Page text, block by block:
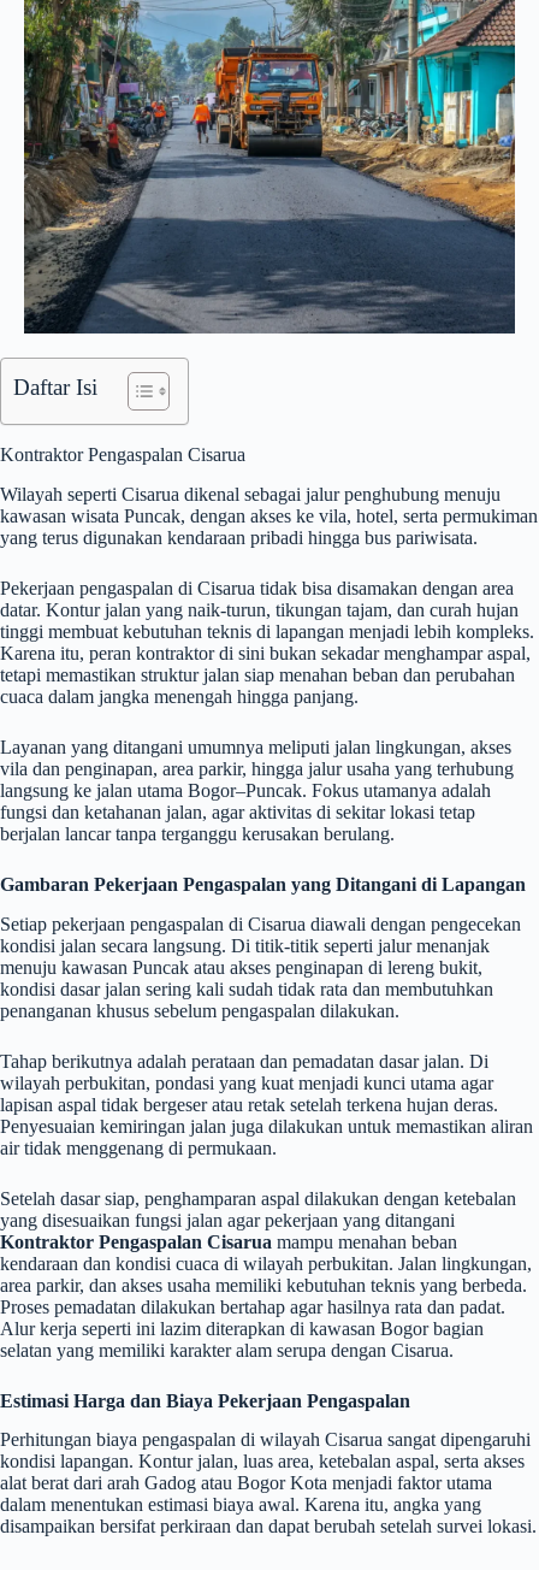
Daftar Isi
Kontraktor Pengaspalan Cisarua
Wilayah seperti Cisarua dikenal sebagai jalur penghubung menuju
kawasan wisata Puncak, dengan akses ke vila, hotel, serta permukiman
yang terus digunakan kendaraan pribadi hingga bus pariwisata.
Pekerjaan pengaspalan di Cisarua tidak bisa disamakan dengan area
datar. Kontur jalan yang naik-turun, tikungan tajam, dan curah hujan
tinggi membuat kebutuhan teknis di lapangan menjadi lebih kompleks.
Karena itu, peran kontraktor di sini bukan sekadar menghampar aspal,
tetapi memastikan struktur jalan siap menahan beban dan perubahan
cuaca dalam jangka menengah hingga panjang.
Layanan yang ditangani umumnya meliputi jalan lingkungan, akses
vila dan penginapan, area parkir, hingga jalur usaha yang terhubung
langsung ke jalan utama Bogor–Puncak. Fokus utamanya adalah
fungsi dan ketahanan jalan, agar aktivitas di sekitar lokasi tetap
berjalan lancar tanpa terganggu kerusakan berulang.
Gambaran Pekerjaan Pengaspalan yang Ditangani di Lapangan
Setiap pekerjaan pengaspalan di Cisarua diawali dengan pengecekan
kondisi jalan secara langsung. Di titik-titik seperti jalur menanjak
menuju kawasan Puncak atau akses penginapan di lereng bukit,
kondisi dasar jalan sering kali sudah tidak rata dan membutuhkan
penanganan khusus sebelum pengaspalan dilakukan.
Tahap berikutnya adalah perataan dan pemadatan dasar jalan. Di
wilayah perbukitan, pondasi yang kuat menjadi kunci utama agar
lapisan aspal tidak bergeser atau retak setelah terkena hujan deras.
Penyesuaian kemiringan jalan juga dilakukan untuk memastikan aliran
air tidak menggenang di permukaan.
Setelah dasar siap, penghamparan aspal dilakukan dengan ketebalan
yang disesuaikan fungsi jalan agar pekerjaan yang ditangani
Kontraktor Pengaspalan Cisarua mampu menahan beban
kendaraan dan kondisi cuaca di wilayah perbukitan. Jalan lingkungan,
area parkir, dan akses usaha memiliki kebutuhan teknis yang berbeda.
Proses pemadatan dilakukan bertahap agar hasilnya rata dan padat.
Alur kerja seperti ini lazim diterapkan di kawasan Bogor bagian
selatan yang memiliki karakter alam serupa dengan Cisarua.
Estimasi Harga dan Biaya Pekerjaan Pengaspalan
Perhitungan biaya pengaspalan di wilayah Cisarua sangat dipengaruhi
kondisi lapangan. Kontur jalan, luas area, ketebalan aspal, serta akses
alat berat dari arah Gadog atau Bogor Kota menjadi faktor utama
dalam menentukan estimasi biaya awal. Karena itu, angka yang
disampaikan bersifat perkiraan dan dapat berubah setelah survei lokasi.